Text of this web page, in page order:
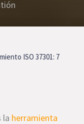
ISO 37301: 7
la herramienta